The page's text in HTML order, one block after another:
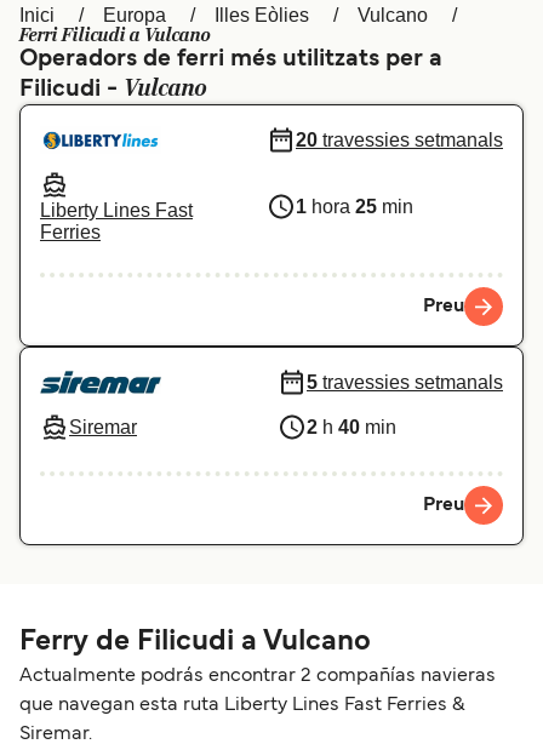
Polska Deutschland
Schweiz (DE) Norge
Inici Europa Illes Eòlies Vulcano
Ferri Filicudi a Vulcano
Operadors de ferri més utilitzats per a
Filicudi - Vulcano
Liberty Lines Fast
Ferries
20 travessies setmanals
1 hora 25 min
Preu
Siremar
5 travessies setmanals
2 h 40 min
Preu
Ferry de Filicudi a Vulcano
Actualmente podrás encontrar 2 compañías navieras
que navegan esta ruta Liberty Lines Fast Ferries &
Siremar.